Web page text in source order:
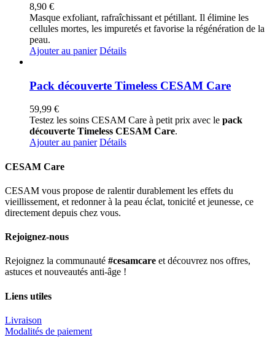
8,90 €
Masque exfoliant, rafraîchissant et pétillant. Il élimine les
cellules mortes, les impuretés et favorise la régénération de la
peau.
Ajouter au panier Détails
Pack découverte Timeless CESAM Care
59,99 €
Testez les soins CESAM Care à petit prix avec le pack
découverte Timeless CESAM Care.
Ajouter au panier Détails
CESAM Care
CESAM vous propose de ralentir durablement les effets du
vieillissement, et redonner à la peau éclat, tonicité et jeunesse, ce
directement depuis chez vous.
Rejoignez-nous
Rejoignez la communauté #cesamcare et découvrez nos offres,
astuces et nouveautés anti-âge !
Liens utiles
Livraison
Modalités de paiement